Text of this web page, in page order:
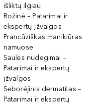
išliktų ilgiau
Rožinė – Patarimai ir
ekspertų įžvalgos
Prancūziškas manikiūras
namuose
Saulės nudegimai –
Patarimai ir ekspertų
įžvalgos
Seborėjinis dermatitas –
Patarimai ir ekspertų